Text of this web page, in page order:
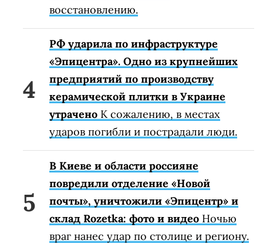
восстановлению.
РФ ударила по инфраструктуре
«Эпицентра». Одно из крупнейших
предприятий по производству
керамической плитки в Украине
утрачено К сожалению, в местах
ударов погибли и пострадали люди.
В Киеве и области россияне
повредили отделение «Новой
почты», уничтожили «Эпицентр» и
склад Rozetka: фото и видео Ночью
враг нанес удар по столице и региону.